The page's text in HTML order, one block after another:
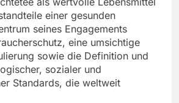
einer gesunden
seines Engagements
eine umsichtige
sowie die Definition und
sozialer und
Standards, die weltweit